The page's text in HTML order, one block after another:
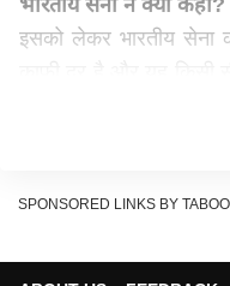
भारतीय सेना ने क्या कहा?
इसको लेकर भारतीय सेना
कहना है कि इस समझौते से
SPONSORED LINKS BY